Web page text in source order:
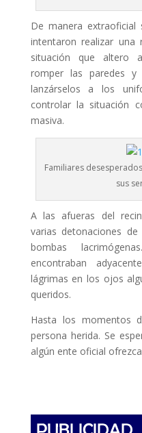
De manera
intentaron realizar una
situación que altero
romper las paredes y
lanzárselos a los
controlar la situación
masiva.
Familiares
sus
A las afueras del
varias detonaciones
bombas
encontraban
lágrimas en los ojos
queridos.
Hasta los momentos
persona herida. Se
algún ente oficial